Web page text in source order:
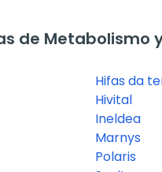
de Metabolismo
Hifas da
Hivital
Ineldea
Marnys
Polaris